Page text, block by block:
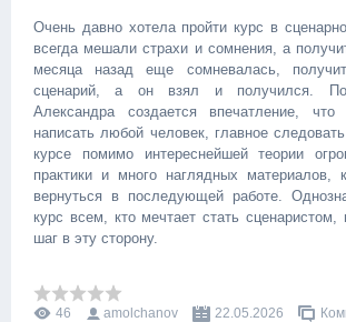
Очень давно хотела пройти курс в
всегда мешали страхи и сомнения, а
месяца назад еще сомневалась,
сценарий, а он взял и получился.
Александра создается впечатление,
написать любой человек, главное
курсе помимо интереснейшей теории
практики и много наглядных материалов,
вернуться в последующей работе.
курс всем, кто мечтает стать сценаристом,
шаг в эту сторону.
46 amolchanov 22.05.2026